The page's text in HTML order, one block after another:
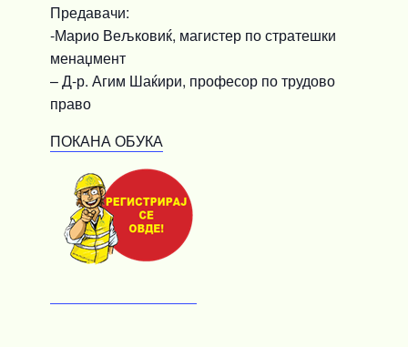
Предавачи:
-Марио Вељковиќ, магистер по стратешки
менаџмент
– Д-р. Агим Шаќири, професор по трудово
право
ПОКАНА ОБУКА